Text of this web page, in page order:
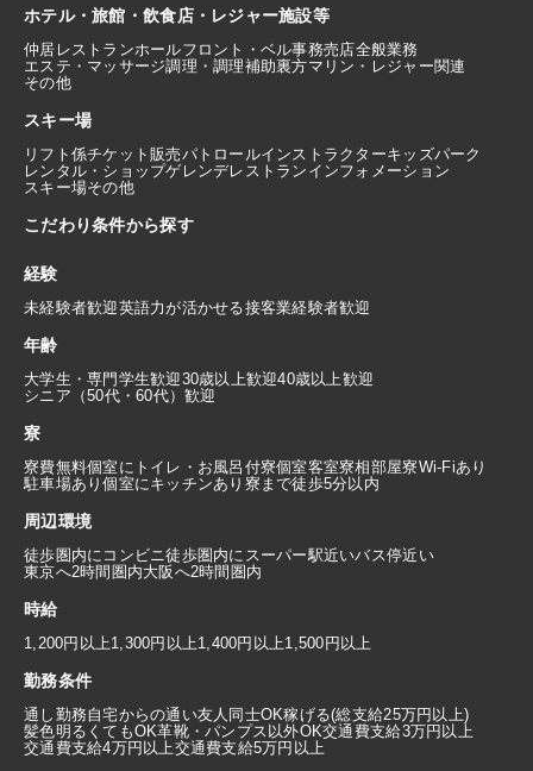
ホテル・旅館・飲食店・レジャー施設等
仲居 レストランホールフロント・ベル事務売店全般業務
エステ・マッサージ調理・調理補助裏方マリン・レジャー関連
その他
スキー場
リフト係チケット販売パトロールインストラクターキッズパーク
レンタル・ショップゲレンデレストラン インフォメーション
スキー場その他
こだわり条件から探す
経験
未経験者歓迎英語力が活かせる接客業経験者歓迎
年齢
大学生・専門学生歓迎30歳以上歓迎40歳以上歓迎
シニア（50代・60代）歓迎
寮
寮費無料個室にトイレ・お風呂付寮個室客室寮相部屋寮Wi-Fiあり
駐車場あり個室にキッチンあり 寮まで徒歩5分以内
周辺環境
徒歩圏内にコンビニ徒歩圏内にスーパー駅近いバス停近い
東京へ2時間圏内大阪へ2時間圏内
時給
1,200円以上1,300円以上1,400円以上1,500円以上
勤務条件
通し勤務自宅からの通い友人同士OK稼げる(総支給25万円以上)
髪色明るくてもOK革靴・パンプス以外OK交通費支給3万円以上
交通費支給4万円以上交通費支給5万円以上